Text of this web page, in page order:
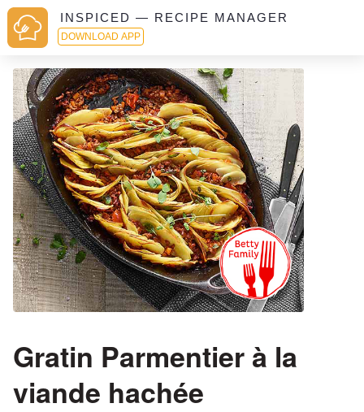
INSPICED — RECIPE MANAGER
DOWNLOAD APP
Gratin Parmentier à la
viande hachée